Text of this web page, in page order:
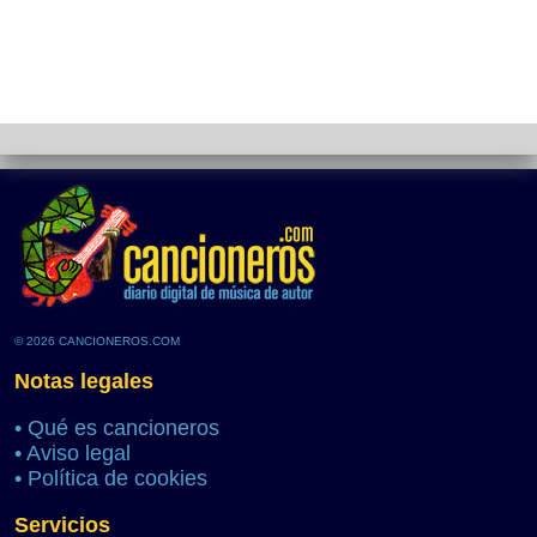
© 2026 CANCIONEROS.COM
Notas legales
• Qué es cancioneros
• Aviso legal
• Política de cookies
Servicios